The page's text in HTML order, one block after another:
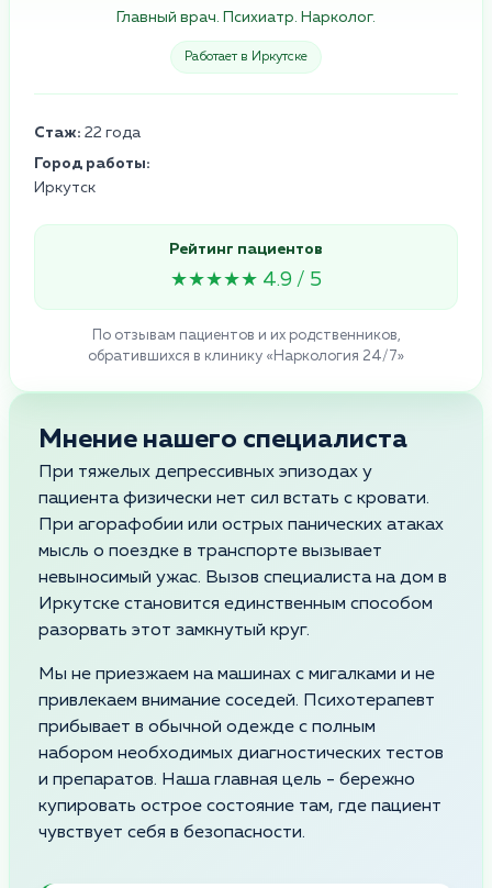
Главный врач. Психиатр. Нарколог.
Работает в Иркутске
Стаж: 22 года
Город работы:
Иркутск
Рейтинг пациентов
★★★★★ 4.9 / 5
По отзывам пациентов и их родственников,
обратившихся в клинику «Наркология 24/7»
Мнение нашего специалиста
При тяжелых депрессивных эпизодах у
пациента физически нет сил встать с кровати.
При агорафобии или острых панических атаках
мысль о поездке в транспорте вызывает
невыносимый ужас. Вызов специалиста на дом в
Иркутске становится единственным способом
разорвать этот замкнутый круг.
Мы не приезжаем на машинах с мигалками и не
привлекаем внимание соседей. Психотерапевт
прибывает в обычной одежде с полным
набором необходимых диагностических тестов
и препаратов. Наша главная цель - бережно
купировать острое состояние там, где пациент
чувствует себя в безопасности.